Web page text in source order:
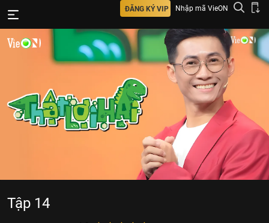
ĐĂNG KÝ VIP Nhập mã VieON
Tập 14